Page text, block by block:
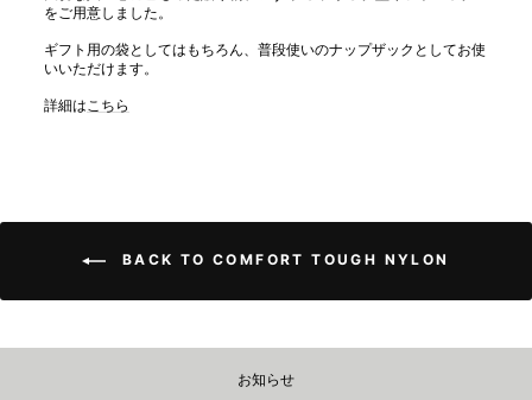
をご用意しました。
ギフト用の袋としてはもちろん、普段使いのナップザックとしてお使
いいただけます。
詳細は こちら
BACK TO COMFORT TOUGH NYLON
お知らせ